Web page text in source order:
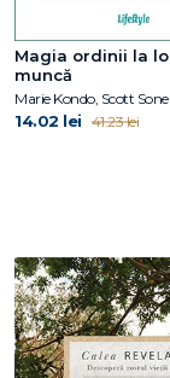
Magia ordinii la
muncă
Marie Kondo, Scott
14.02 lei 41.23 lei